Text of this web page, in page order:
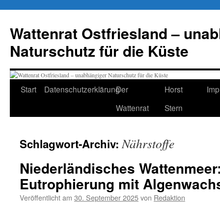
springen
Wattenrat Ostfriesland –
Naturschutz für die Küste
Start DatenschutzerklärungDer
Wattenrat
Horst
Stern
Schlagwort-Archiv:Nährstoffe
Niederländisches
Eutrophierung mit
Veröffentlicht am 30. September 2025von Redaktion